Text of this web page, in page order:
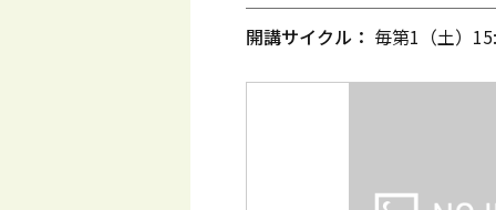
開講サイクル： 毎第1（土）